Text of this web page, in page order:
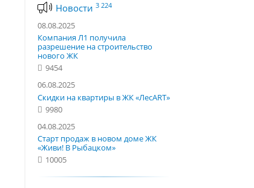
Новости 3 224
08.08.2025
Компания Л1 получила
разрешение на строительство
нового ЖК
9454
06.08.2025
Скидки на квартиры в ЖК «ЛесART»
9980
04.08.2025
Старт продаж в новом доме ЖК
«Живи! В Рыбацком»
10005